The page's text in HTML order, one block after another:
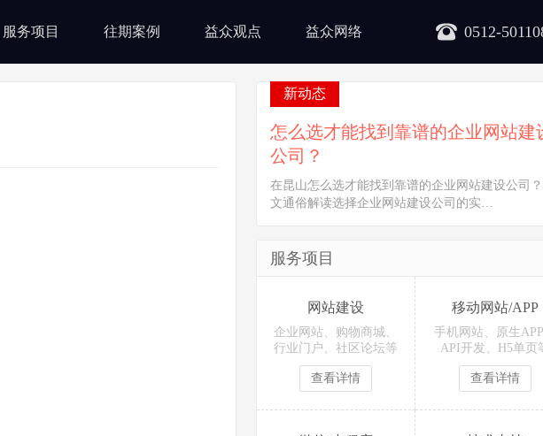
0512-
服务项目 往期案例 益众观点 益众网络
新动态
怎么选才能找到靠谱的企业网站建
公司？
在昆山怎么选才能找到靠谱的企业网站建设公司
文通俗解读选择企业网站建设公司的实…
服务项目
网站建设
企业网站、购物商城、
行业门户、社区论坛等
查看详情
移动网站/APP
手机网站、原生
API开发、H5单页
查看详情